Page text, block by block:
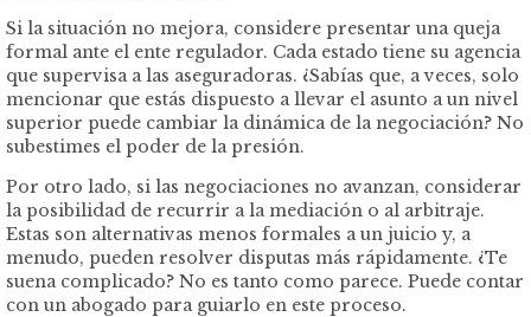
Si la situación no mejora, considere presentar una queja
formal ante el ente regulador. Cada estado tiene su agencia
que supervisa a las aseguradoras. ¿Sabías que, a veces, solo
mencionar que estás dispuesto a llevar el asunto a un nivel
superior puede cambiar la dinámica de la negociación? No
subestimes el poder de la presión.
Por otro lado, si las negociaciones no avanzan, considerar
la posibilidad de recurrir a la mediación o al arbitraje.
Estas son alternativas menos formales a un juicio y, a
menudo, pueden resolver disputas más rápidamente. ¿Te
suena complicado? No es tanto como parece. Puede contar
con un abogado para guiarlo en este proceso.